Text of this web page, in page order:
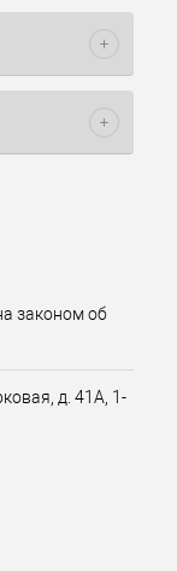
законом об
д. 41А, 1-